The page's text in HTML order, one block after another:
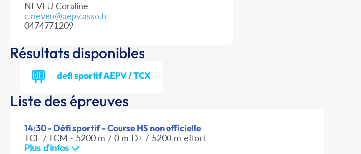
NEVEU Coraline
c.neveu@aepv.asso.fr
0474771209
Résultats disponibles
defi sportif AEPV / TCX
Liste des épreuves
14:30 - Défi sportif - Course HS non officielle
TCF / TCM - 5200 m / 0 m D+ / 5200 m effort
Plus d'infos